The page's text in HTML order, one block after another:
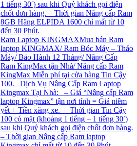
1 tiếng 30′) sau khi Quý khách gọi điện
chốt đơn hàng. – Thời gian Nâng cấp Ram
8GB Hãng ELPIDA 1600 chỉ mất từ 10
đến 30 Phút.
Ram Laptop KINGMAXMua bán Ram
laptop KINGMAX/ Ram Bóc Máy – Tháo
Máy/ Bảo Hành 12 Tháng/ Nâng Cấp
Ram KingMax tận Nhà/ Nâng cấp Ram
KingMax Miễn phí tại cửa hàng Tin Cậy
100. Dịch Vụ Nâng Cấp Ram Laptop
Kingmax Tại Nhà: – Giá “Nâng cấp Ram
laptop Kingmax” tận nơi tính = Giá niêm
yết + Tiền xăng xe. – Thời gian Tin Cậy
100 có mặt (khoảng 1 tiếng – 1 tiếng 30′)
sau khi Quý khách gọi điện chốt đơn hàng.
– Thời gian Nâng cấp Ram laptop